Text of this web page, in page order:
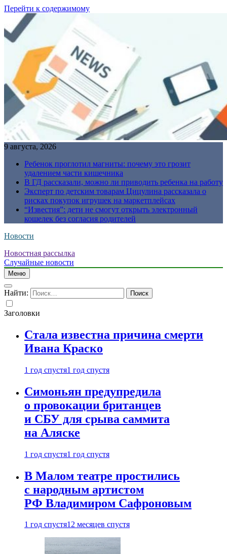
Перейти к содержимому
9 августа, 2026
Ребенок проглотил магниты: почему это грозит
удалением части кишечника
В ГД рассказали, можно ли приводить ребенка на работу
Эксперт по детским товарам Цицулина рассказала о
рисках покупок игрушек на маркетплейсах
“Известия”: дети не смогут открыть электронный
кошелек без согласия родителей
Новости
Новостная рассылка
Случайные новости
Меню
Найти:
Заголовки
Стала известна причина смерти
Ивана Краско
1 год спустя1 год спустя
Симоньян предупредила
о провокации британцев
и СБУ для срыва саммита
на Аляске
1 год спустя1 год спустя
В Малом театре простились
с народным артистом
РФ Владимиром Сафроновым
1 год спустя12 месяцев спустя